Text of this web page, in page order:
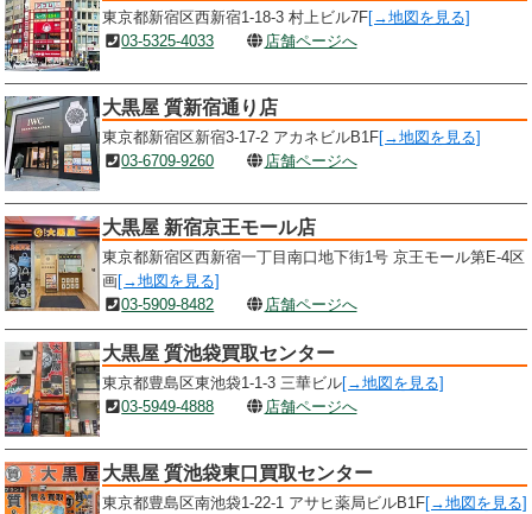
東京都新宿区西新宿1-18-3 村上ビル7F[→地図を見る]
03-5325-4033
店舗ページへ
大黒屋 質新宿通り店
東京都新宿区新宿3-17-2 アカネビルB1F[→地図を見る]
03-6709-9260
店舗ページへ
大黒屋 新宿京王モール店
東京都新宿区西新宿一丁目南口地下街1号 京王モール第E-4区
画[→地図を見る]
03-5909-8482
店舗ページへ
大黒屋 質池袋買取センター
東京都豊島区東池袋1-1-3 三華ビル[→地図を見る]
03-5949-4888
店舗ページへ
大黒屋 質池袋東口買取センター
東京都豊島区南池袋1-22-1 アサヒ薬局ビルB1F[→地図を見る]